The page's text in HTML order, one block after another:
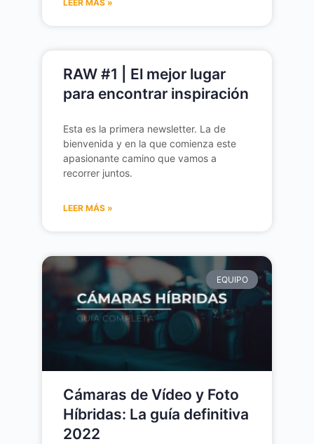
LEER MÁS »
RAW #1 | El mejor lugar
para encontrar inspiración
Esta es la primera newsletter. La de
bienvenida y en la que comienza este
apasionante camino que vamos a
recorrer juntos.
LEER MÁS »
EQUIPO
Cámaras de Vídeo y Foto
Híbridas: La guía definitiva
2022